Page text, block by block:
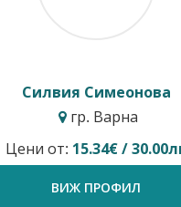
Силвия Симеонова
гр. Варна
Цени от: 15.34€ /
ВИЖ ПРОФИЛ